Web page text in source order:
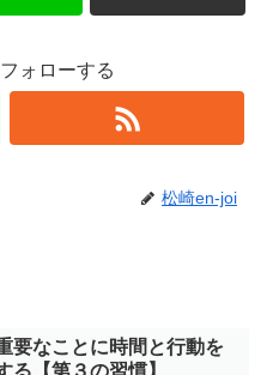
ォローする
松崎en-joi
要なことに時間と行動を